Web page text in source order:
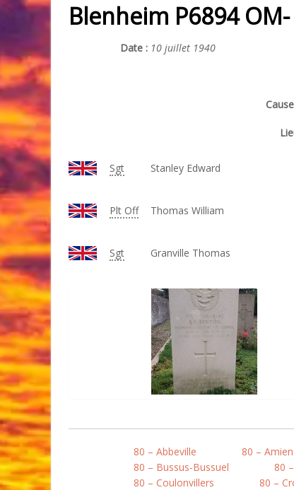
Blenheim P6894 OM-
Date : 10 juillet 1940
Sgt Stanley Edward
Plt Off Thomas William
Sgt Granville Thomas
80 – Abbeville 80 –
80 – Bussus-Bussuel
80
80 – Coulonvillers
80 –